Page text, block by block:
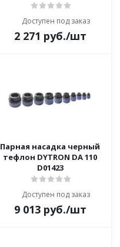
Доступен под заказ
2 271 руб./шт
Парная насадка черный
тефлон DYTRON DA 110
D01423
Доступен под заказ
9 013руб./шт